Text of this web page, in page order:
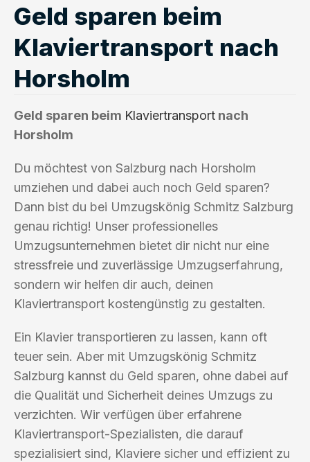
Geld sparen beim
Klaviertransport nach
Horsholm
Geld sparen beim Klaviertransport nach
Horsholm
Du möchtest von Salzburg nach Horsholm
umziehen und dabei auch noch Geld sparen?
Dann bist du bei Umzugskönig Schmitz Salzburg
genau richtig! Unser professionelles
Umzugsunternehmen bietet dir nicht nur eine
stressfreie und zuverlässige Umzugserfahrung,
sondern wir helfen dir auch, deinen
Klaviertransport kostengünstig zu gestalten.
Ein Klavier transportieren zu lassen, kann oft
teuer sein. Aber mit Umzugskönig Schmitz
Salzburg kannst du Geld sparen, ohne dabei auf
die Qualität und Sicherheit deines Umzugs zu
verzichten. Wir verfügen über erfahrene
Klaviertransport-Spezialisten, die darauf
spezialisiert sind, Klaviere sicher und effizient zu